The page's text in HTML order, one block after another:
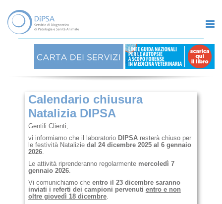
Calendario chiusura
Natalizia DIPSA
Gentili Clienti,
vi informiamo che il laboratorio DIPSAresterà chiuso per
le festività Natalizie dal 24 dicembre 2025 al 6 gennaio
2026.
Le attività riprenderanno regolarmente mercoledì 7
gennaio 2026.
Vi comunichiamo che entro il 23 dicembre saranno
inviati i referti dei campioni pervenuti entro e non
oltre giovedì 18 dicembre.